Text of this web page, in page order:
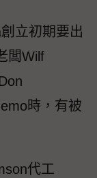
立初期要出
闆Wilf
時，有被
代工